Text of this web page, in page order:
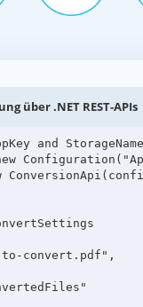
über .NET REST-APIs
and